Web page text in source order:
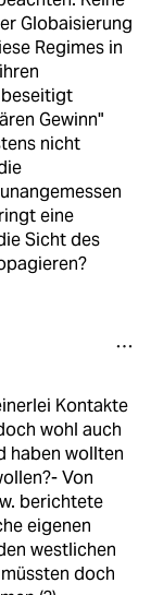
Globaisierung
Regimes in
Gewinn"
nicht
eine
Sicht des
Kontakte
wohl auch
haben wollten
Von
berichtete
eigenen
westlichen
doch